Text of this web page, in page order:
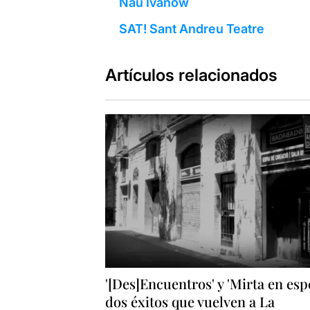
SAT! Sant Andreu Teatre
Artículos relacionados
'[Des]Encuentros' y 'Mirta en
dos éxitos que vuelven a La